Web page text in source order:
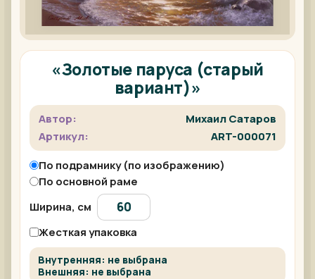
«Золотые паруса (старый
вариант)»
Автор:
Михаил Сатаров
Артикул:
ART-000071
По подрамнику (по изображению)
По основной раме
Ширина, см
Жесткая упаковка
Внутренняя: не выбрана
Внешняя: не выбрана